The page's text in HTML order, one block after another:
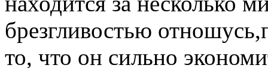
брезгливостью
то, что он сильно